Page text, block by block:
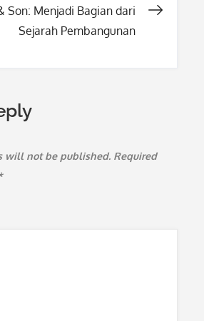
Son: Menjadi Bagian dari
Sejarah Pembangunan
will not be published. Required